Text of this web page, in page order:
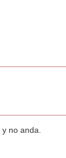
y no anda.